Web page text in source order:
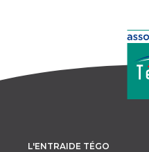
L'ENTRAIDE TÉGO